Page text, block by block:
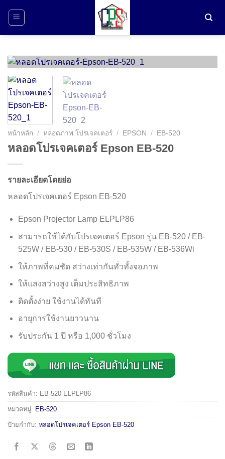
หน้าหลัก / หลอดภาพ โปรเจคเตอร์ / EPSON / EB-520
หลอดโปรเจคเตอร์ Epson EB-520
รายละเอียดโดยย่อ
หลอดโปรเจคเตอร์ Epson EB-520
Epson Projector Lamp ELPLP86
สามารถใช้ได้กับโปรเจคเตอร์ Epson รุ่น EB-520 / EB-
525W / EB-530 / EB-530S / EB-535W / EB-536Wi
ให้ภาพที่คมชัด สว่างเท่ากันทั่วทั้งจอภาพ
ให้แสงสว่างสูง เต็มประสิทธิภาพ
ติดตั้งง่าย ใช้งานได้ทันที
อายุการใช้งานยาวนาน
รับประกัน 1 ปี หรือ 1,000 ชั่วโมง
รหัสสินค้า: EB-520-ELPLP86
หมวดหมู่: EB-520
ป้ายกำกับ: หลอดโปรเจคเตอร์ Epson EB-520